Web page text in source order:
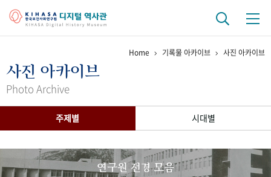
걸어온 길 기관 변천사
간행물 변천사
Home 기록물 아카이브 사진 아카이브
사진 아카이브
Photo Archive
주제별 시대별
연구원 전경 모음